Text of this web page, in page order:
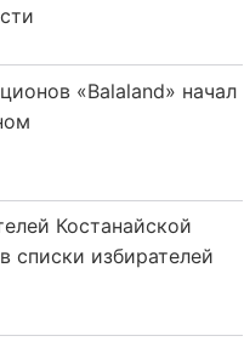
«Balaland» начал
Костанайской
списки избирателей